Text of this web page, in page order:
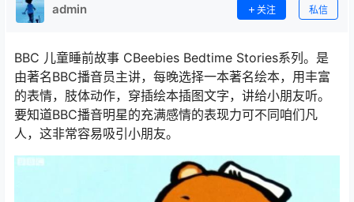
admin 关注 私信
BBC 儿童睡前故事 CBeebies Bedtime Stories系列。是
由著名BBC播音员主讲，每晚选择一本著名绘本，用丰富
的表情，肢体动作，穿插绘本插图文字，讲给小朋友听。
要知道BBC播音明星的充满感情的表现力可不同咱们凡
人，这非常容易吸引小朋友。